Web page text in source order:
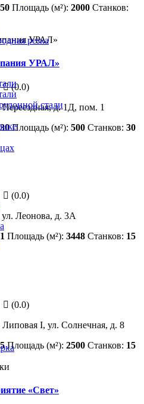
резка
стали
50 Площадь (м²): 2000 Станков:
УРАЛ»
(0.0)
д. 1Д, пом. 1
30 Площадь (м²): 500 Станков: 30
(0.0)
Леонова, д. 3А
Площадь (м²): 3448 Станков: 15
(0.0)
I, ул. Солнечная, д. 8
Площадь (м²): 2500 Станков: 15
«Свет»